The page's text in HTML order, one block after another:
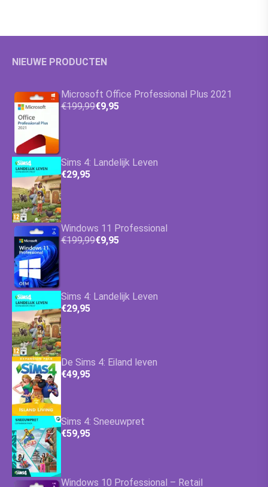
NIEUWE PRODUCTEN
Microsoft Office Professional Plus 2021
€199,99€9,95
Sims 4: Landelijk Leven
€29,95
Windows 11 Professional
€199,99€9,95
Sims 4: Landelijk Leven
€29,95
De Sims 4: Eiland leven
€49,95
Sims 4: Sneeuwpret
€59,95
Windows 10 Professional – Retail